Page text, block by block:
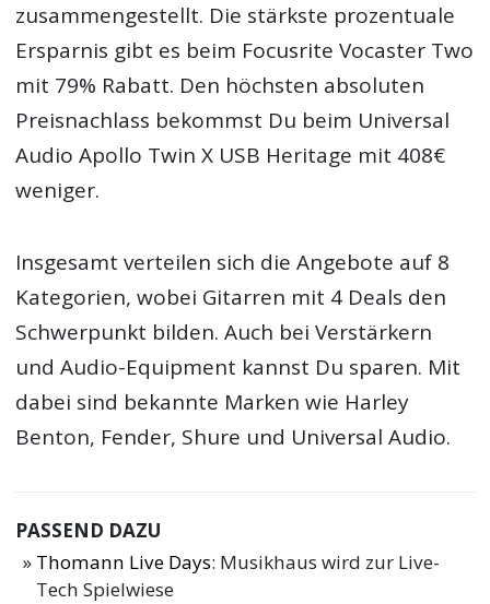
zusammengestellt. Die stärkste prozentuale
Ersparnis gibt es beim Focusrite Vocaster Two
mit 79% Rabatt. Den höchsten absoluten
Preisnachlass bekommst Du beim Universal
Audio Apollo Twin X USB Heritage mit 408€
weniger.
Insgesamt verteilen sich die Angebote auf 8
Kategorien, wobei Gitarren mit 4 Deals den
Schwerpunkt bilden. Auch bei Verstärkern
und Audio-Equipment kannst Du sparen. Mit
dabei sind bekannte Marken wie Harley
Benton, Fender, Shure und Universal Audio.
PASSEND DAZU
Thomann Live Days: Musikhaus wird zur Live-
Tech Spielwiese